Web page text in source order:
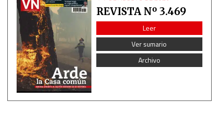
REVISTA Nº 3.469
Leer
Ver sumario
Archivo
Analytical
Functional
Advertising